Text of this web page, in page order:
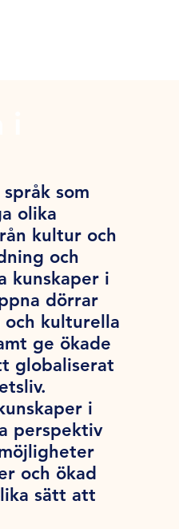
som
olika
kultur och
och
kunskaper i
dörrar
kulturella
ge ökade
globaliserat
i
perspektiv
och ökad
sätt att